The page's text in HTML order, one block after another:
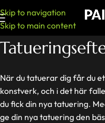
Skip to navigation
Skip to main content
När du tatuerar dig får du
konstverk, och i det här
du fick din nya tatuering.
ge din nya tatuering den